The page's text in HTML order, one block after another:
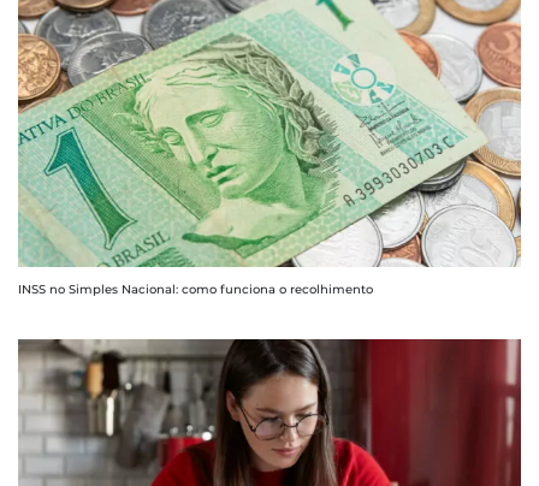
INSS no Simples Nacional: como funciona o recolhimento